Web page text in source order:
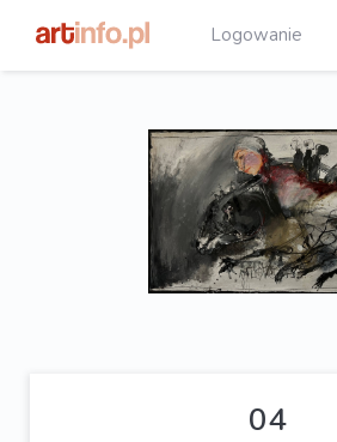
Logowanie
04